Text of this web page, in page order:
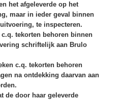
het afgeleverde op het
maar in ieder geval binnen
te inspecteren.
tekorten behoren binnen
schriftelijk aan Brulo
c.q. tekorten behoren
na ontdekking daarvan aan
de door haar geleverde